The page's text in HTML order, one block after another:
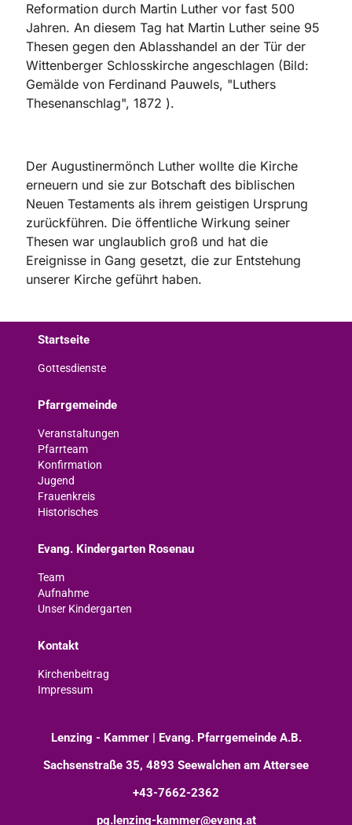
Reformation durch Martin Luther vor fast 500
Jahren. An diesem Tag hat Martin Luther seine 95
Thesen gegen den Ablasshandel an der Tür der
Wittenberger Schlosskirche angeschlagen (Bild:
Gemälde von Ferdinand Pauwels, "Luthers
Thesenanschlag", 1872 ).
Der Augustinermönch Luther wollte die Kirche
erneuern und sie zur Botschaft des biblischen
Neuen Testaments als ihrem geistigen Ursprung
zurückführen. Die öffentliche Wirkung seiner
Thesen war unglaublich groß und hat die
Ereignisse in Gang gesetzt, die zur Entstehung
unserer Kirche geführt haben.
Startseite
Gottesdienste
Pfarrgemeinde
Veranstaltungen
Pfarrteam
Konfirmation
Jugend
Frauenkreis
Historisches
Evang. Kindergarten Rosenau
Team
Aufnahme
Unser Kindergarten
Kontakt
Kirchenbeitrag
Impressum
Lenzing - Kammer | Evang. Pfarrgemeinde A.B.
Sachsenstraße 35, 4893 Seewalchen am Attersee
+43-7662-2362
pg.lenzing-kammer@evang.at